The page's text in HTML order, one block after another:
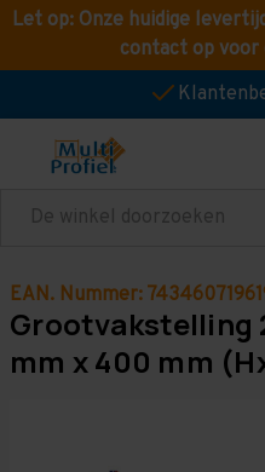
Let op: Onze huidige
contact op voor
Zoeken
EAN. Nummer:
Grootvakstelling
mm x 400 mm